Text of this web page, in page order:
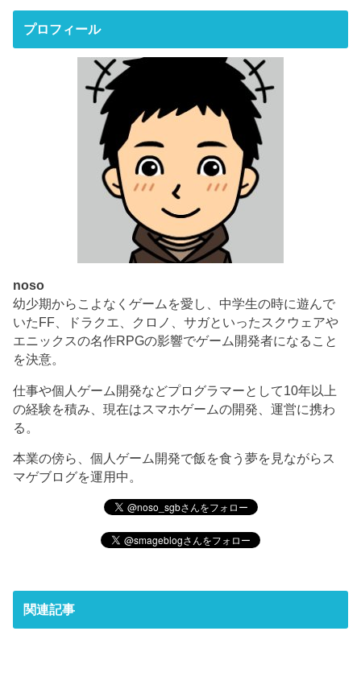
プロフィール
noso
幼少期からこよなくゲームを愛し、中学生の時に遊んで
いたFF、ドラクエ、クロノ、サガといったスクウェアや
エニックスの名作RPGの影響でゲーム開発者になること
を決意。
仕事や個人ゲーム開発などプログラマーとして10年以上
の経験を積み、現在はスマホゲームの開発、運営に携わ
る。
本業の傍ら、個人ゲーム開発で飯を食う夢を見ながらス
マゲブログを運用中。
関連記事